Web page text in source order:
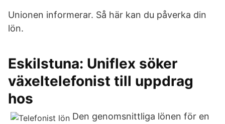
Unionen informerar. Så här kan du påverka din
lön.
Eskilstuna: Uniflex söker
växeltelefonist till uppdrag
hos
Den genomsnittliga lönen för en